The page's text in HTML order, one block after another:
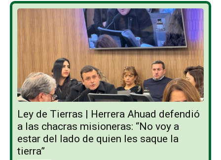
Ley de Tierras | Herrera Ahuad defendió
a las chacras misioneras: “No voy a
estar del lado de quien les saque la
tierra”